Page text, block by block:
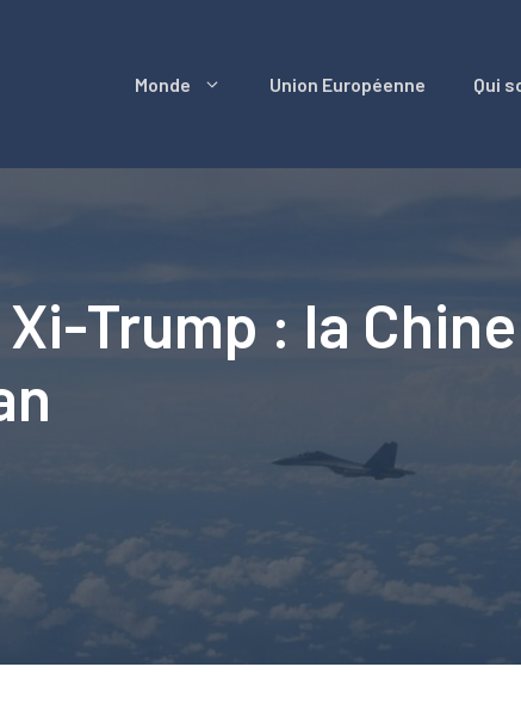
Monde Union Européenne Qui
Trump : la